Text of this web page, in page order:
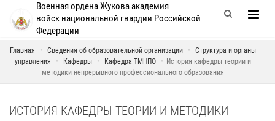
Военная ордена Жукова академия
войск национальной гвардии Российской
Федерации
Главная Сведения об образовательной организации
Структура и органы
управления
Кафедры Кафедра ТМНПО
История кафедры теории и
методики непрерывного профессионального образования
ИСТОРИЯ КАФЕДРЫ ТЕОРИИ И МЕТОДИКИ